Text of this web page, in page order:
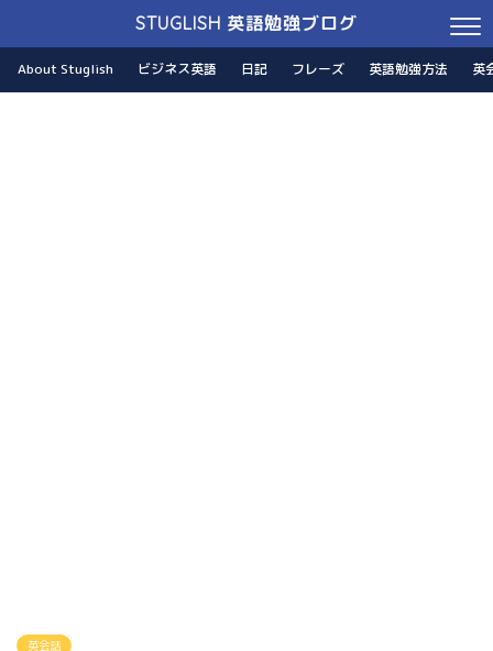
STUGLISH 英語勉強ブログ
About Stuglish ビジネス英語 日記 フレーズ 英語勉強方法 英
英会話